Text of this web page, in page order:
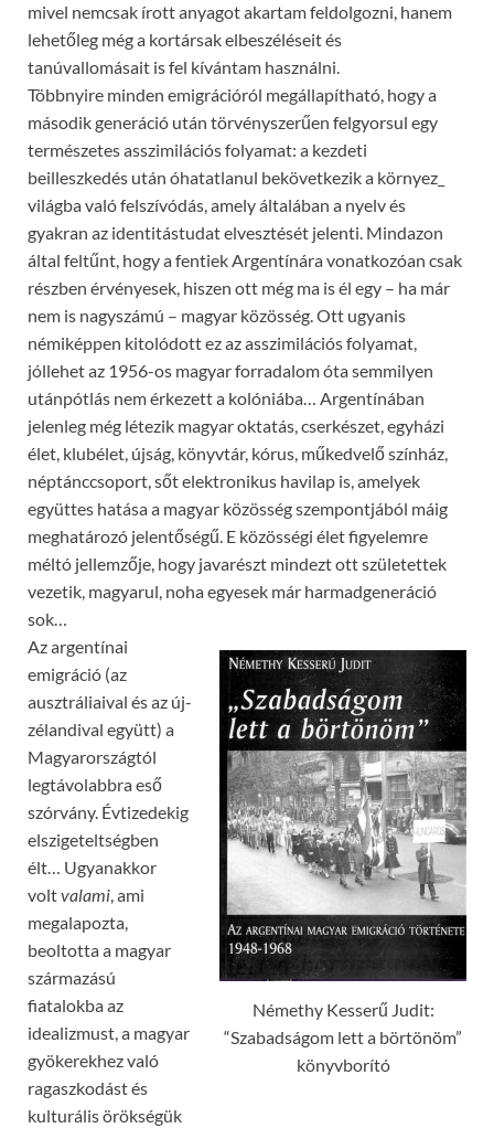
mivel nemcsak írott anyagot akartam feldolgozni, hanem
lehetőleg még a kortársak elbeszéléseit és
tanúvallomásait is fel kívántam használni.
Többnyire minden emigrációról megállapítható, hogy a
második generáció után törvényszerűen felgyorsul egy
természetes asszimilációs folyamat: a kezdeti
beilleszkedés után óhatatlanul bekövetkezik a környez_
világba való felszívódás, amely általában a nyelv és
gyakran az identitástudat elvesztését jelenti. Mindazon
által feltűnt, hogy a fentiek Argentínára vonatkozóan csak
részben érvényesek, hiszen ott még ma is él egy – ha már
nem is nagyszámú – magyar közösség. Ott ugyanis
némiképpen kitolódott ez az asszimilációs folyamat,
jóllehet az 1956-os magyar forradalom óta semmilyen
utánpótlás nem érkezett a kolóniába… Argentínában
jelenleg még létezik magyar oktatás, cserkészet, egyházi
élet, klubélet, újság, könyvtár, kórus, műkedvelő színház,
néptánccsoport, sőt elektronikus havilap is, amelyek
együttes hatása a magyar közösség szempontjából máig
meghatározó jelentőségű. E közösségi élet figyelemre
méltó jellemzője, hogy javarészt mindezt ott születettek
vezetik, magyarul, noha egyesek már harmadgeneráció
sok…
Némethy Kesserű Judit:
“Szabadságom lett a börtönöm”
könyvborító
Az argentínai
emigráció (az
ausztráliaival és az új-
zélandival együtt) a
Magyarországtól
legtávolabbra eső
szórvány. Évtizedekig
elszigeteltségben
élt… Ugyanakkor
voltvalami, ami
megalapozta,
beoltotta a magyar
származású
fiatalokba az
idealizmust, a magyar
gyökerekhez való
ragaszkodást és
kulturális örökségük